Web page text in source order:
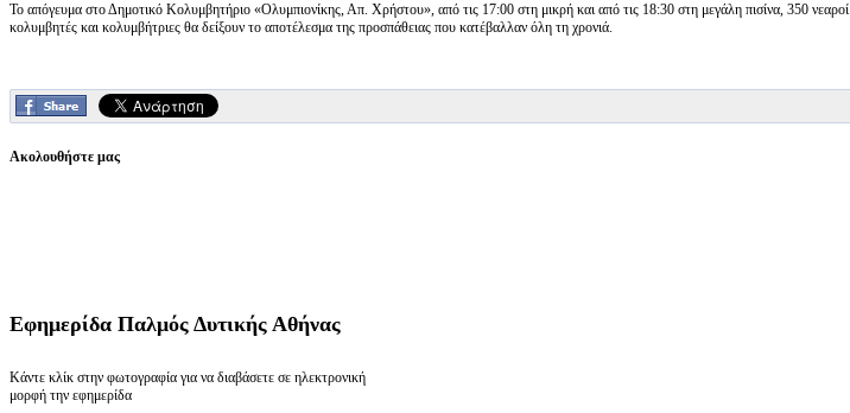
Το απόγευμα στο Δημοτικό Κολυμβητήριο «Ολυμπιονίκης, Απ. Χρήστου», από τις 17:00 στη μικρή και από τις 18:30 στη μεγάλη πισίνα, 350 νεαροί
κολυμβητές και κολυμβήτριες θα δείξουν το αποτέλεσμα της προσπάθειας που κατέβαλλαν όλη τη χρονιά.
Ακολουθήστε μας
Εφημερίδα Παλμός Δυτικής Αθήνας
Κάντε κλίκ στην φωτογραφία για να διαβάσετε σε ηλεκτρονική
μορφή την εφημερίδα